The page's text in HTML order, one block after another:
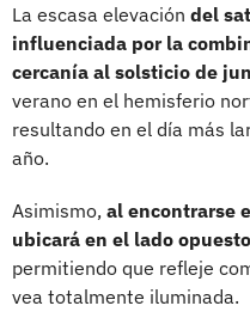
La escasa elevación del
influenciada por la
cercanía al solsticio de
verano en el hemisferio
resultando en el día más
año.
Asimismo, al encontrarse
ubicará en el lado
permitiendo que refleje
vea totalmente iluminada.